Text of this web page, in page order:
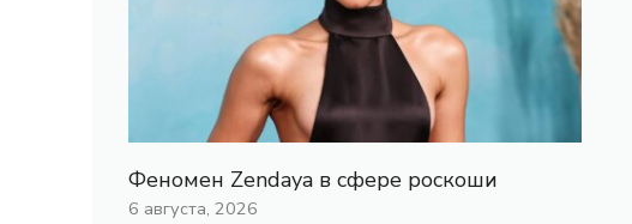
Феномен Zendaya в сфере роскоши
6 августа, 2026